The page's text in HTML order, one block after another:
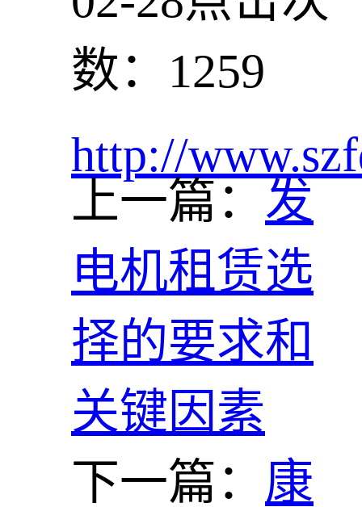
数：1259
http://
上一篇： 发
电机租赁选
择的要求和
关键因素
下一篇： 康